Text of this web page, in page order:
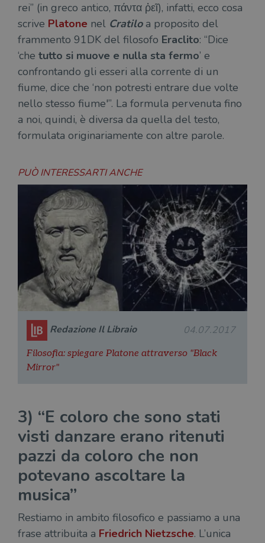
rei” (in greco antico, πάντα ῥεῖ), infatti, ecco cosa
scrive Platone nel Cratilo a proposito del
frammento 91DK del filosofo Eraclito: “Dice
‘che tutto si muove e nulla sta fermo’ e
confrontando gli esseri alla corrente di un
fiume, dice che ‘non potresti entrare due volte
nello stesso fiume'”. La formula pervenuta fino
a noi, quindi, è diversa da quella del testo,
formulata originariamente con altre parole.
PUÒ INTERESSARTI ANCHE
Redazione Il Libraio 04.07.2017
Filosofia: spiegare Platone attraverso "Black
Mirror"
3) “E coloro che sono stati
visti danzare erano ritenuti
pazzi da coloro che non
potevano ascoltare la
musica”
Restiamo in ambito filosofico e passiamo a una
frase attribuita a Friedrich Nietzsche. L’unica